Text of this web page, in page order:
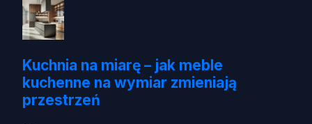
Kuchnia na miarę – jak meble
kuchenne na wymiar zmieniają
przestrzeń